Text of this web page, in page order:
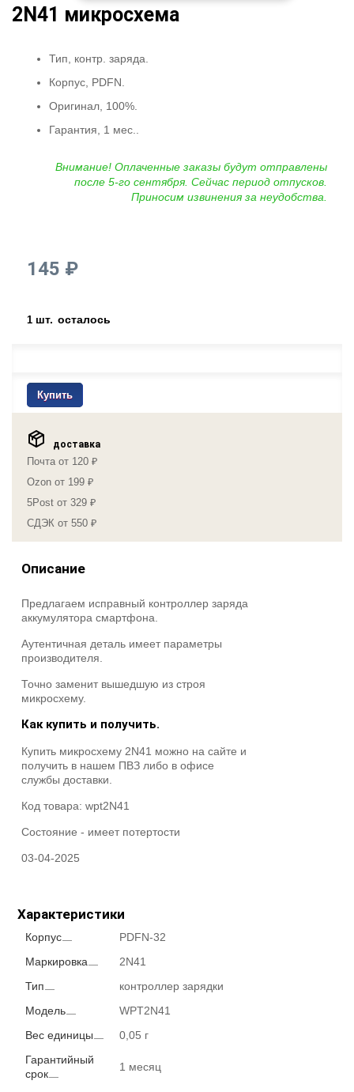
2N41 микросхема
Тип, контр. заряда.
Корпус, PDFN.
Оригинал, 100%.
Гарантия, 1 мес..
Внимание! Оплаченные заказы будут отправлены
после 5-го сентября. Сейчас период отпусков.
Приносим извинения за неудобства.
145 ₽
1 шт. осталось
Купить
доставка
Почта от 120 ₽
Ozon от 199 ₽
5Post от 329 ₽
СДЭК от 550 ₽
Описание
Предлагаем исправный контроллер заряда
аккумулятора смартфона.
Аутентичная деталь имеет параметры
производителя.
Точно заменит вышедшую из строя
микросхему.
Как купить и получить.
Купить микросхему 2N41 можно на сайте и
получить в нашем ПВЗ либо в офисе
службы доставки.
Код товара: wpt2N41
Состояние - имеет потертости
03-04-2025
Характеристики
Корпус
PDFN-32
Маркировка
2N41
Тип
контроллер зарядки
Модель
WPT2N41
Вес единицы
0,05 г
Гарантийный
срок
1 месяц